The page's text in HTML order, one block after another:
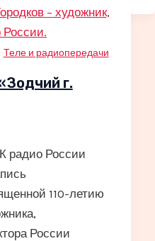
Теле и радиопередачи
г.
радио России
110-летию
России